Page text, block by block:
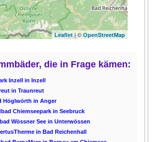
Leaflet| ©OpenStreetMap
die in Frage kämen:
Inzell in Inzell
in Traunreut
Höglwörth in Anger
Chiemseepark in Seebruck
Wössner See in Unterwössen
in Bad Reichenhall